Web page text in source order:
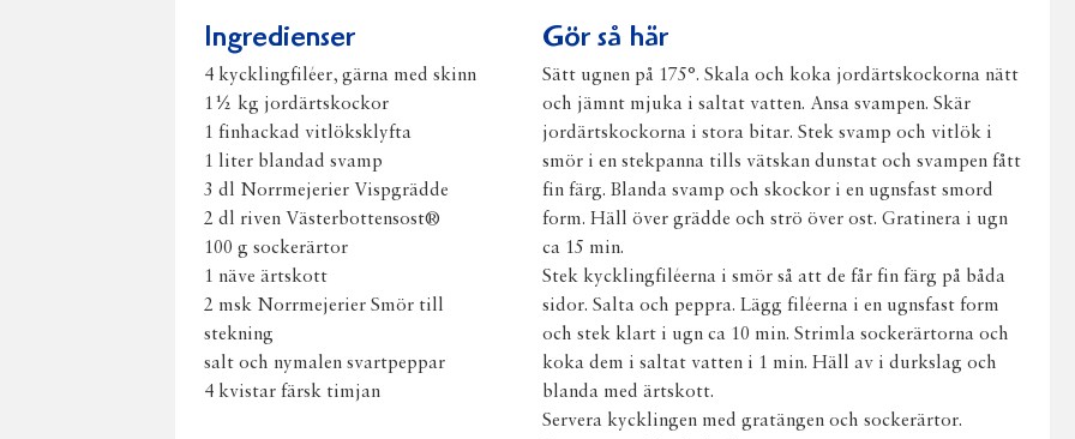
Ingredienser
4 kycklingfiléer, gärna med skinn
1½ kg jordärtskockor
1 finhackad vitlöksklyfta
1 liter blandad svamp
3 dl Norrmejerier Vispgrädde
2 dl riven Västerbottensost®
100 g sockerärtor
1 näve ärtskott
2 msk Norrmejerier Smör till
stekning
salt och nymalen svartpeppar
4 kvistar färsk timjan
Gör så här
Sätt ugnen på 175°. Skala och koka jordärtskockorna nätt
och jämnt mjuka i saltat vatten. Ansa svampen. Skär
jordärtskockorna i stora bitar. Stek svamp och vitlök i
smör i en stekpanna tills vätskan dunstat och svampen fått
fin färg. Blanda svamp och skockor i en ugnsfast smord
form. Häll över grädde och strö över ost. Gratinera i ugn
ca 15 min.
Stek kycklingfiléerna i smör så att de får fin färg på båda
sidor. Salta och peppra. Lägg filéerna i en ugnsfast form
och stek klart i ugn ca 10 min. Strimla sockerärtorna och
koka dem i saltat vatten i 1 min. Häll av i durkslag och
blanda med ärtskott.
Servera kycklingen med gratängen och sockerärtor.